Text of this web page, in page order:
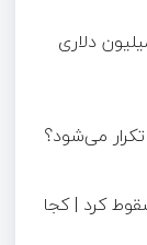
دلاری
به کانال ۱۰۰ هزار سقوط کرد | کجا